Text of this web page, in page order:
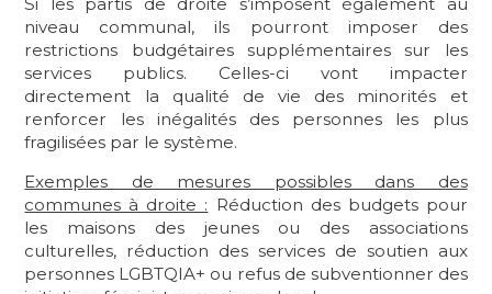
niveau communal, ils pourront imposer des
restrictions budgétaires supplémentaires sur les
services publics. Celles-ci vont impacter
directement la qualité de vie des minorités et
renforcer les inégalités des personnes les plus
fragilisées par le système.
Exemples de mesures possibles dans des
communes à droite : Réduction des budgets pour
les maisons des jeunes ou des associations
culturelles, réduction des services de soutien aux
personnes LGBTQIA+ ou refus de subventionner des